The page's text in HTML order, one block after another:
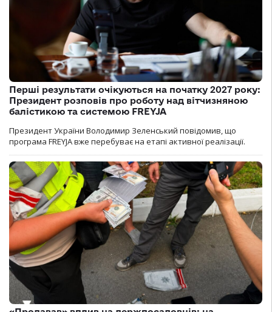
Перші результати очікуються на початку 2027 року:
Президент розповів про роботу над вітчизняною
балістикою та системою FREYJA
Президент України Володимир Зеленський повідомив, що
програма FREYJA вже перебуває на етапі активної реалізації.